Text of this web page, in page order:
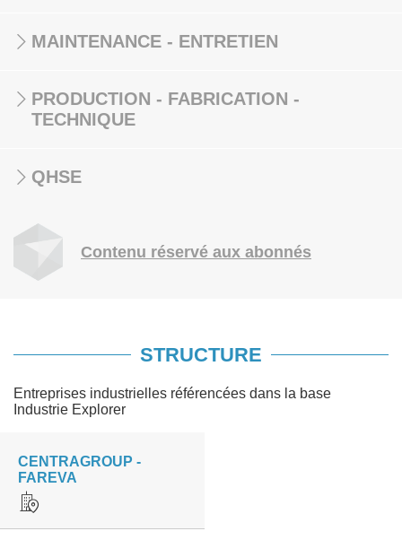
MAINTENANCE - ENTRETIEN
PRODUCTION - FABRICATION -
TECHNIQUE
QHSE
Contenu réservé aux abonnés
STRUCTURE
Entreprises industrielles référencées dans la base
Industrie Explorer
CENTRAGROUP -
FAREVA